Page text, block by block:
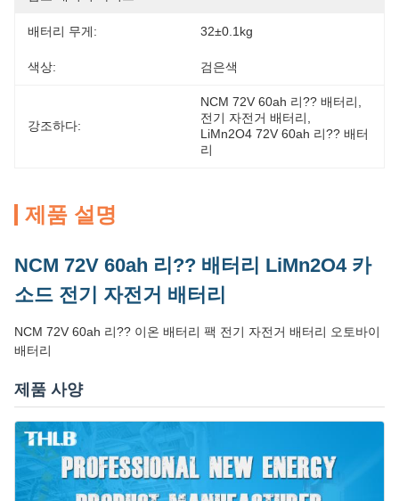
배터리 무게: 32±0.1kg
색상: 검은색
강조하다:
NCM 72V 60ah 리?? 배터리
전기 자전거 배터리
LiMn2O4 72V 60ah 리?? 배터
리
제품 설명
NCM 72V 60ah 리?? 배터리 LiMn2O4 카
소드 전기 자전거 배터리
NCM 72V 60ah 리?? 이온 배터리 팩 전기 자전거 배터리 오토바이
배터리
제품 사양